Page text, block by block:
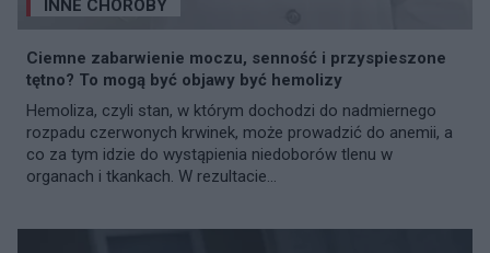
INNE CHOROBY
Ciemne zabarwienie moczu, senność i przyspieszone
tętno? To mogą być objawy być hemolizy
Hemoliza, czyli stan, w którym dochodzi do nadmiernego
rozpadu czerwonych krwinek, może prowadzić do anemii, a
co za tym idzie do wystąpienia niedoborów tlenu w
organach i tkankach. W rezultacie...